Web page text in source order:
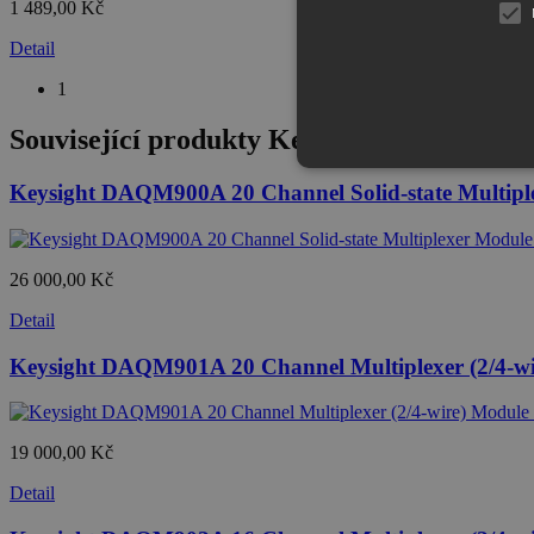
1 489,00 Kč
Detail
1
Související produkty Keysight DAQ973A
Keysight DAQM900A 20 Channel Solid-state
26 000,00 Kč
Detail
Keysight DAQM901A 20 Channel Multiplexer (2/4-
19 000,00 Kč
Detail